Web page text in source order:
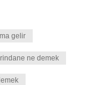
gelir
ne demek